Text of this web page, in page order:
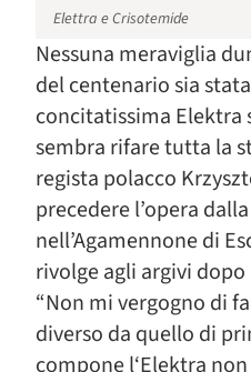
Elettra e Crisotemide
Nessuna meraviglia
del centenario sia
concitatissima Elektra
sembra rifare tutta la
regista polacco
precedere l’opera
nell’Agamennone di
rivolge agli argivi
“Non mi vergogno di
diverso da quello di
compone l‘Elektra